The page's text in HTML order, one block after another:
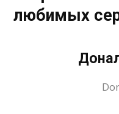
любимых